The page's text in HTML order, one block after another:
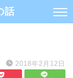
話
2018年2月12日